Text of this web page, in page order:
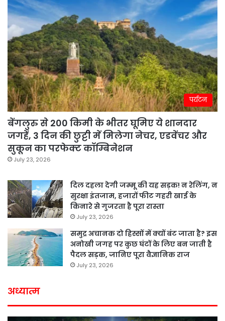
पर्यटन
बेंगलुरु से 200 किमी के भीतर घूमिए ये शानदार
जगहें, 3 दिन की छुट्टी में मिलेगा नेचर, एडवेंचर और
सुकून का परफेक्ट कॉम्बिनेशन
July 23, 2026
दिल दहला देगी जम्मू की यह सड़क! न रेलिंग, न
सुरक्षा इंतजाम, हजारों फीट गहरी खाई के
किनारे से गुजरता है पूरा रास्ता
July 23, 2026
समुद्र अचानक दो हिस्सों में क्यों बंट जाता है? इस
अनोखी जगह पर कुछ घंटों के लिए बन जाती है
पैदल सड़क, जानिए पूरा वैज्ञानिक राज
July 23, 2026
अध्यात्म